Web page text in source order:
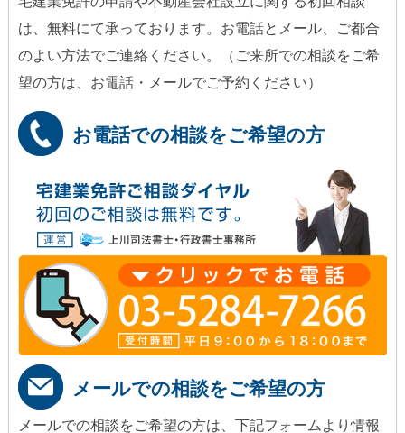
は、無料にて承っております。お電話とメール、ご都合
のよい方法でご連絡ください。（ご来所での相談をご希
望の方は、お電話・メールでご予約ください）
お電話での相談をご希望の方
メールでの相談をご希望の方
メールでの相談をご希望の方は、下記フォームより情報